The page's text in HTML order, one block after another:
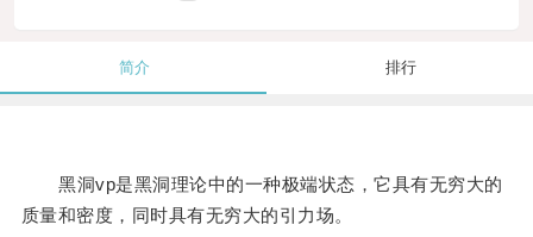
简介 排行
黑洞vp是黑洞理论中的一种极端状态，它具有无穷大的
质量和密度，同时具有无穷大的引力场。